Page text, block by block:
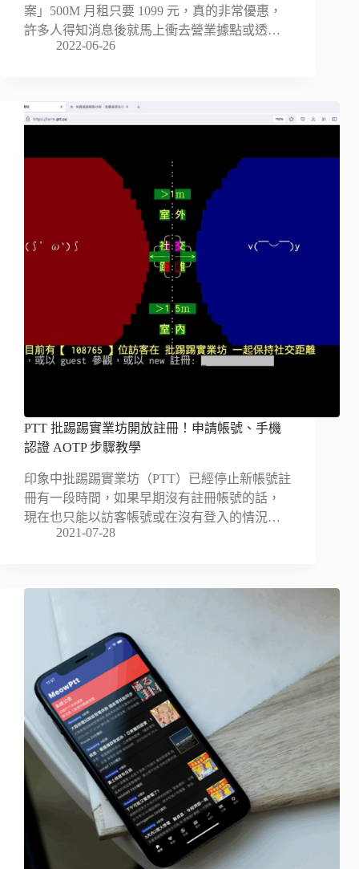
案」500M 月租只要 1099 元，真的非常優惠，
許多人得知消息後就馬上衝去營業據點或透…
2022-06-26
PTT 批踢踢實業坊開放註冊！申請帳號、手機
認證 AOTP 步驟教學
印象中批踢踢實業坊（PTT）已經停止新帳號註
冊有一段時間，如果早期沒有註冊帳號的話，
現在也只能以訪客帳號或在沒有登入的情況…
2021-07-28